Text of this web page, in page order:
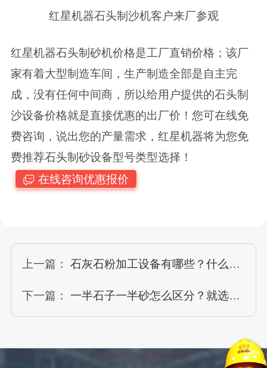
红星机器石头制沙机客户来厂参观
红星机器石头制砂机价格是工厂直销价格；该厂
家有着大型制造车间，生产制造全部是自主完
成，没有任何中间商，所以给用户提供的石头制
沙设备价格就是直接优惠的出厂价！您可在线免
费咨询，说出您的产量需求，红星机器将为您免
费推荐石头制砂设备型号类型选择！
在线咨询优惠报价
上一篇： 石灰石粉加工设备有哪些？什么价格
下一篇： 一半石子一半砂怎么区分？就选石料筛分设备